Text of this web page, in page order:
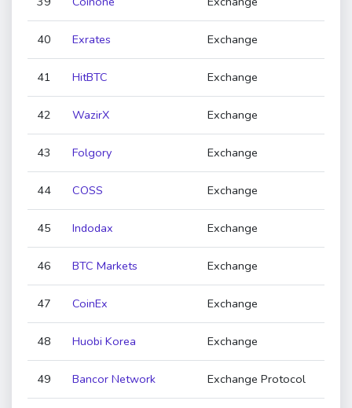
40 Exrates Exchange
41 HitBTC Exchange
42 WazirX Exchange
43 Folgory Exchange
44 COSS Exchange
45 Indodax Exchange
46 BTC Markets Exchange
47 CoinEx Exchange
48 Huobi Korea Exchange
49 Bancor Network Exchange Protocol